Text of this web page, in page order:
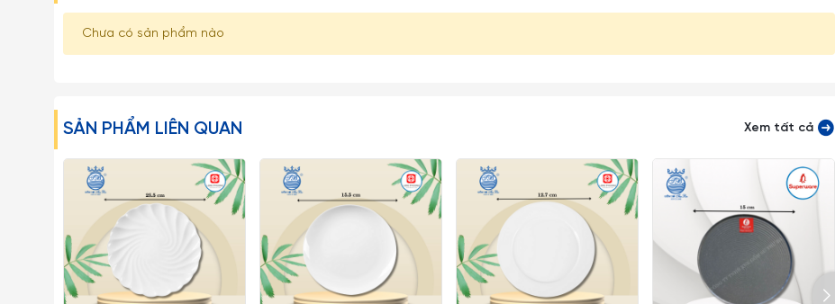
Chưa có sản phẩm nào
SẢN PHẨM LIÊN QUAN Xem tất cả